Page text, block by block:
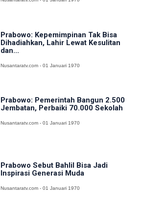
Prabowo: Kepemimpinan Tak Bisa
Dihadiahkan, Lahir Lewat Kesulitan
dan...
Nusantaratv.com - 01 Januari 1970
Prabowo: Pemerintah Bangun 2.500
Jembatan, Perbaiki 70.000 Sekolah
Nusantaratv.com - 01 Januari 1970
Prabowo Sebut Bahlil Bisa Jadi
Inspirasi Generasi Muda
Nusantaratv.com - 01 Januari 1970